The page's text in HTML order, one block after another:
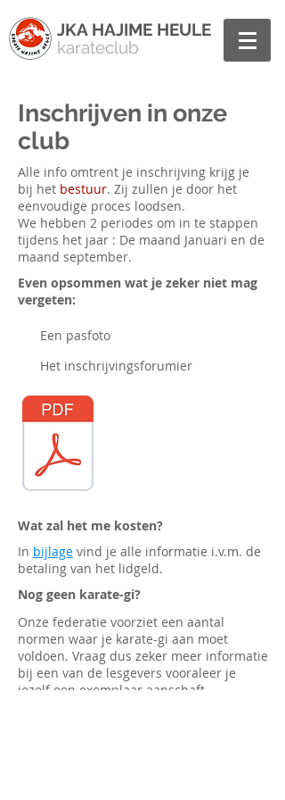
JKA HAJIME HEULE
karateclub
Inschrijven in onze
club
Alle info omtrent je inschrijving krijg je
bij het bestuur. Zij zullen je door het
eenvoudige proces loodsen.
We hebben 2 periodes om in te stappen
tijdens het jaar : De maand Januari en de
maand september.
Even opsommen wat je zeker niet mag
vergeten:
Een pasfoto
Het inschrijvingsforumier
Wat zal het me kosten?
In bijlage vind je alle informatie i.v.m. de
betaling van het lidgeld.
Nog geen karate-gi?
Onze federatie voorziet een aantal
normen waar je karate-gi aan moet
voldoen. Vraag dus zeker meer informatie
bij een van de lesgevers vooraleer je
jezelf een exemplaar aanschaft.